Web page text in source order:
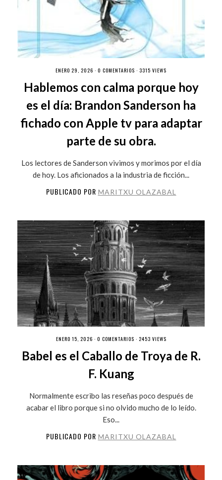
ENERO 29, 2026 · 0 COMENTARIOS · 3315 VIEWS
Hablemos con calma porque hoy
es el día: Brandon Sanderson ha
fichado con Apple tv para adaptar
parte de su obra.
Los lectores de Sanderson vivimos y morimos por el día
de hoy. Los aficionados a la industria de ficción...
PUBLICADO POR MARITXU OLAZABAL
ENERO 15, 2026 · 0 COMENTARIOS · 2453 VIEWS
Babel es el Caballo de Troya de R.
F. Kuang
Normalmente escribo las reseñas poco después de
acabar el libro porque si no olvido mucho de lo leído.
Eso...
PUBLICADO POR MARITXU OLAZABAL